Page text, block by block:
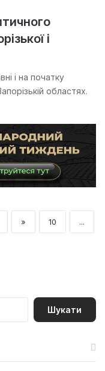
і
і на початку
областях.
» 10 ...
П